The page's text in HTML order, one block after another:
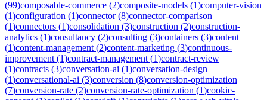
(99)composable-commerce (2)composite-models (1)computer-vision
(1)configuration (1)connector(8)connector-comparison
(1)connectors (1)consolidation (3)construction (2)construction-
analytics (1)consultancy (2)consulting (3)containers (3)content
(1)content-management (2)content-marketing (3)continuous-
improvement (1)contract-management (1)contract-review
(1)contracts (3)conversation-ai (1)conversation-design
(1)conversational-ai (3)conversion (8)conversion-optimization
(7)conversion-rate (2)conversion-rate-optimization (1)cookie-